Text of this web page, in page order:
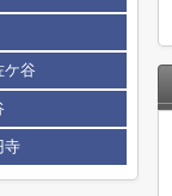
ケ谷
寺